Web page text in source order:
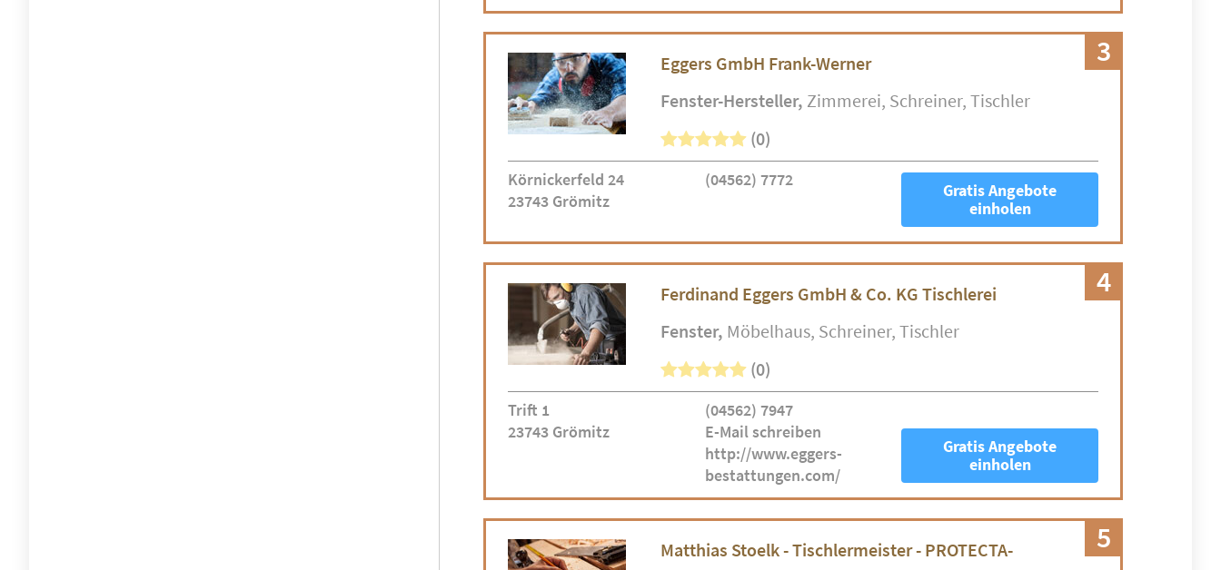
3
Eggers GmbH Frank-Werner
Fenster-Hersteller Zimmerei Schreiner Tischler
(0)
Körnickerfeld 24
23743 Grömitz
(04562) 7772
Gratis Angebote
einholen
4
Ferdinand Eggers GmbH & Co. KG Tischlerei
Fenster Möbelhaus Schreiner Tischler
(0)
Trift 1
23743 Grömitz
(04562) 7947
E-Mail schreiben
http://www.eggers-
bestattungen.com/
Gratis Angebote
einholen
5
Matthias Stoelk - Tischlermeister - PROTECTA-